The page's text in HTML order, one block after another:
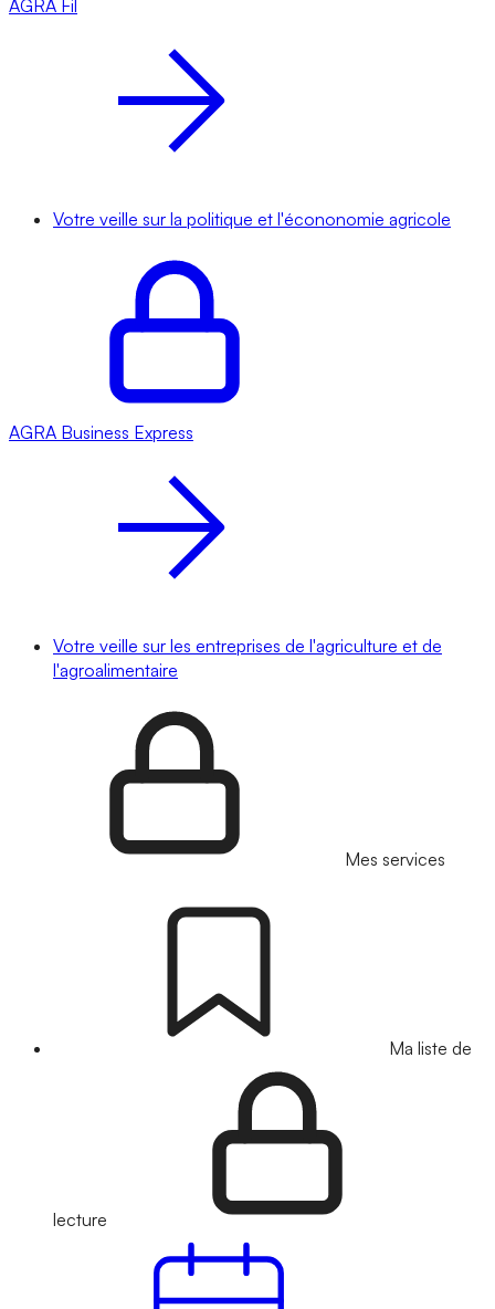
AGRA Fil
Votre veille sur la politique et l'écononomie agricole
AGRA Business Express
Votre veille sur les entreprises de l'agriculture et de
l'agroalimentaire
Mes services
Ma liste de
lecture